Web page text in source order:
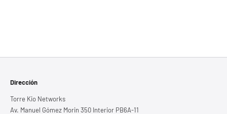
Dirección
Torre Kio Networks
Av. Manuel Gómez Morin 350 Interior PB6A-11